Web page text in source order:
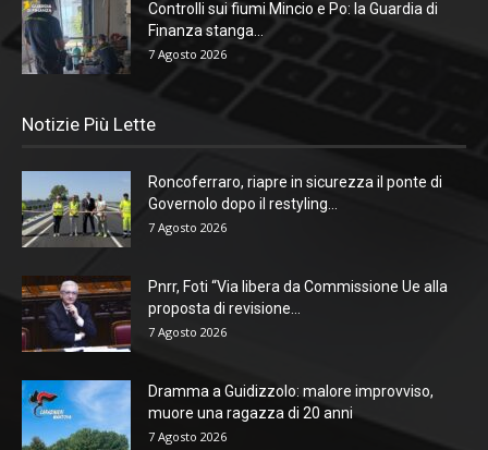
Controlli sui fiumi Mincio e Po: la Guardia di
Finanza stanga...
7 Agosto 2026
Notizie Più Lette
Roncoferraro, riapre in sicurezza il ponte di
Governolo dopo il restyling...
7 Agosto 2026
Pnrr, Foti “Via libera da Commissione Ue alla
proposta di revisione...
7 Agosto 2026
Dramma a Guidizzolo: malore improvviso,
muore una ragazza di 20 anni
7 Agosto 2026